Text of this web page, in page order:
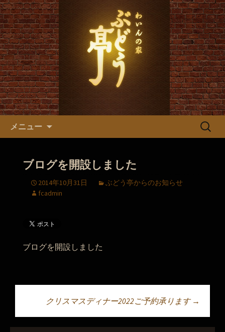
名古屋市、新栄にあるフレン
チ わいんの家「ぶどう亭」
ぶどう亭からのお知らせ
メニュー
検
ブログを開設しました
2014年10月31日
ぶどう亭からのお知らせ
fcadmin
ブログを開設しました
投稿ナビゲーショ
クリスマスディナー2022ご予約承ります →